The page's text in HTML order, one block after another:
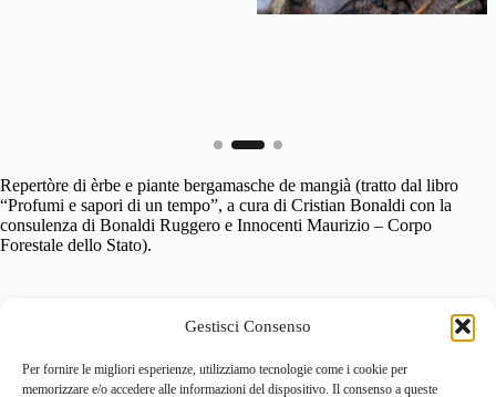
Gestisci Consenso
Per fornire le migliori esperienze, utilizziamo tecnologie come i cookie per
memorizzare e/o accedere alle informazioni del dispositivo. Il consenso a queste
Repertòre di èrbe e piante bergamasche de mangià (tratto dal libro
“Profumi e sapori di un tempo”, a cura di Cristian Bonaldi con la
consulenza di Bonaldi Ruggero e Innocenti Maurizio – Corpo
Forestale dello Stato).